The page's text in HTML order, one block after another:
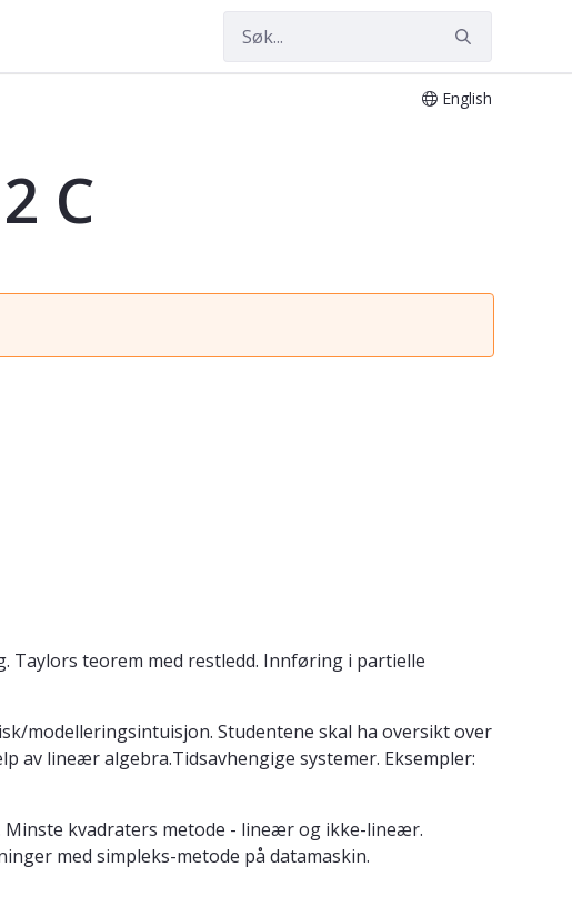
English
C
Taylors teorem med restledd. Innføring i partielle
modelleringsintuisjon. Studentene skal ha oversikt over
av lineær algebra.Tidsavhengige systemer. Eksempler:
kvadraters metode - lineær og ikke-lineær.
med simpleks-metode på datamaskin.